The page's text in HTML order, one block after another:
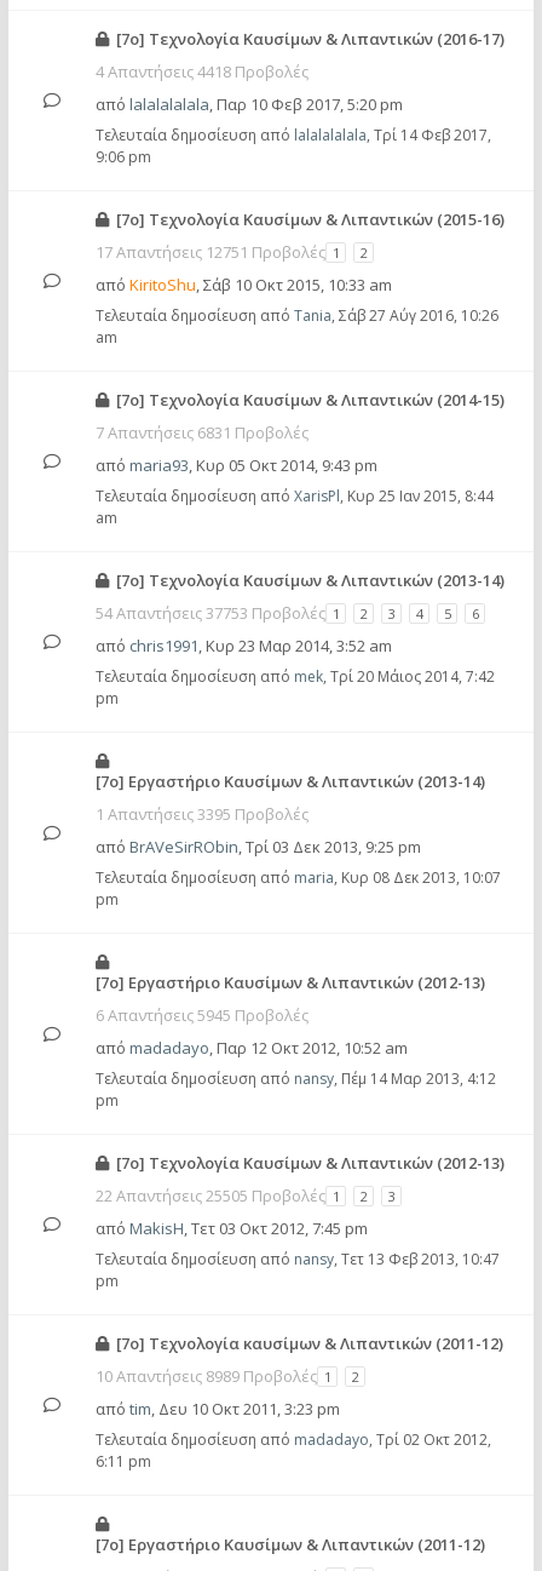
[7ο] Τεχνολογία Καυσίμων & Λιπαντικών (2016-17)
4 Απαντήσεις 4418 Προβολές
από lalalalalala, Παρ 10 Φεβ 2017, 5:20 pm
Τελευταία δημοσίευση από lalalalalala, Τρί 14 Φεβ 2017,
9:06 pm
[7ο] Τεχνολογία Καυσίμων & Λιπαντικών (2015-16)
17 Απαντήσεις 12751 Προβολές 1 2
από KiritoShu,Σάβ 10 Οκτ 2015, 10:33 am
Τελευταία δημοσίευση από Tania, Σάβ 27 Αύγ 2016, 10:26
am
[7ο] Τεχνολογία Καυσίμων & Λιπαντικών (2014-15)
7 Απαντήσεις 6831 Προβολές
από maria93, Κυρ 05 Οκτ 2014, 9:43 pm
Τελευταία δημοσίευση από XarisPl, Κυρ 25 Ιαν 2015, 8:44
am
[7ο] Τεχνολογία Καυσίμων & Λιπαντικών (2013-14)
54 Απαντήσεις 37753 Προβολές 1 2 3 4 5 6
από chris1991, Κυρ 23 Μαρ 2014, 3:52 am
Τελευταία δημοσίευση από mek, Τρί 20 Μάιος 2014, 7:42
pm
[7ο] Εργαστήριο Καυσίμων & Λιπαντικών (2013-14)
1 Απαντήσεις 3395 Προβολές
από BrAVeSirRObin,Τρί 03 Δεκ 2013, 9:25 pm
Τελευταία δημοσίευση από maria, Κυρ 08 Δεκ 2013, 10:07
pm
[7ο] Εργαστήριο Καυσίμων & Λιπαντικών (2012-13)
6 Απαντήσεις 5945 Προβολές
από madadayo, Παρ 12 Οκτ 2012, 10:52 am
Τελευταία δημοσίευση από nansy, Πέμ 14 Μαρ 2013, 4:12
pm
[7ο] Τεχνολογία Καυσίμων & Λιπαντικών (2012-13)
22 Απαντήσεις 25505 Προβολές 1 2 3
από MakisH,Τετ 03 Οκτ 2012, 7:45 pm
Τελευταία δημοσίευση από nansy, Τετ 13 Φεβ 2013, 10:47
pm
[7ο] Τεχνολογία καυσίμων & Λιπαντικών (2011-12)
10 Απαντήσεις 8989 Προβολές 1 2
από tim, Δευ 10 Οκτ 2011, 3:23 pm
Τελευταία δημοσίευση από madadayo, Τρί 02 Οκτ 2012,
6:11 pm
[7ο] Εργαστήριο Καυσίμων & Λιπαντικών (2011-12)